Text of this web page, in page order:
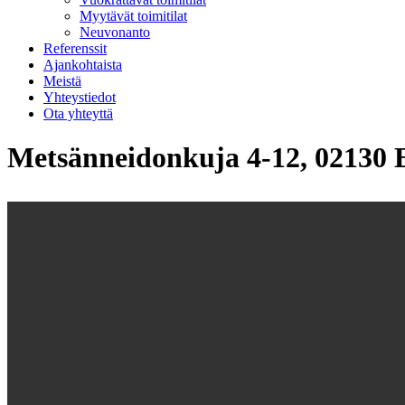
Myytävät toimitilat
Neuvonanto
Referenssit
Ajankohtaista
Meistä
Yhteystiedot
Ota yhteyttä
Metsänneidonkuja 4-12, 02130